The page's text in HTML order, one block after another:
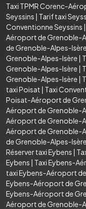
Taxi TPMR Corenc-
Seyssins | Tarif taxi
Conventionne Seyssins |
Aéroport de Grenoble-
de Grenoble-Alpes-Isère
Grenoble-Alpes-Isère |
Grenoble-Alpes-Isère |
Grenoble-Alpes-Isère |
taxi Poisat | Taxi
Poisat-Aéroport de
Aéroport de Grenoble-
Aéroport de Grenoble-
Aéroport de Grenoble-
de Grenoble-Alpes-Isère
Réserver taxi Eybens |
Eybens | Taxi Eybens-
taxi Eybens-Aéroport
Eybens-Aéroport de
Eybens-Aéroport de
Aéroport de Grenoble-